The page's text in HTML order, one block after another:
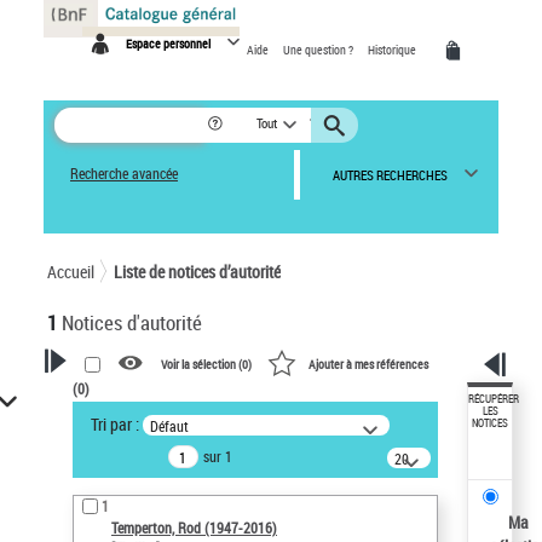
Espace personnel Aide Une question ? Historique
Tout
Recherche avancée AUTRES RECHERCHES
Accueil Liste de notices d’autorité
1 Notices d'autorité
VOTRE RECHERCHE
Recherche avancée dans les
notices d’autorité
Œuvres liées à l'auteur :
Temperton, Rod (1947-2016)
Voir la sélection (0) Ajouter à mes références
(0)
Tri par : Défaut
sur 1
20
résultats/page
1
Temperton, Rod (1947-2016)
RÉCUPÉRER
LES
NOTICES
Ma
Panneau de gestion des cookies